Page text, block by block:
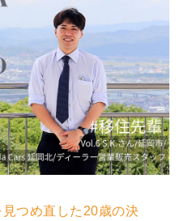
つめ直した20歳の決